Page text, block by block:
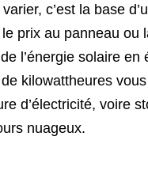
c’est la base
prix au panneau
l’énergie solaire
kilowattheures
d’électricité, voire
nuageux.